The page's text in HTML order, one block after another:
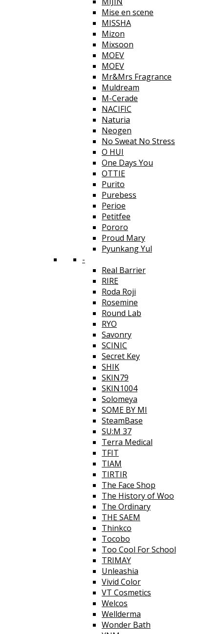
Mise en scene
MISSHA
Mizon
Mixsoon
MOEV
MOEV
Mr&Mrs Fragrance
Muldream
M-Cerade
NACIFIC
Naturia
Neogen
No Sweat No Stress
O HUI
One Days You
OTTIE
Purito
Purebess
Perioe
Petitfee
Pororo
Proud Mary
Pyunkang Yul
-
Real Barrier
RIRE
Roda Roji
Rosemine
Round Lab
RYO
Savonry
SCINIC
Secret Key
SHIK
SKIN79
SKIN1004
Solomeya
SOME BY MI
SteamBase
SU:M 37
Terra Medical
TFIT
TIAM
TIRTIR
The Face Shop
The History of Woo
The Ordinary
THE SAEM
Thinkco
Tocobo
Too Cool For School
TRIMAY
Unleashia
Vivid Color
VT Cosmetics
Welcos
Wellderma
Wonder Bath